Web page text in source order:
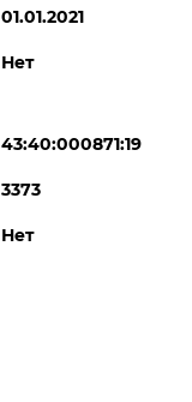
01.01.2021
Нет
43:40:000871:19
3373
Нет